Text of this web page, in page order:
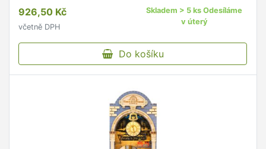
uliček i zahrádek.
926,50 Kč
včetně DPH
Skladem > 5 ks Odesíláme
v úterý
Do košíku